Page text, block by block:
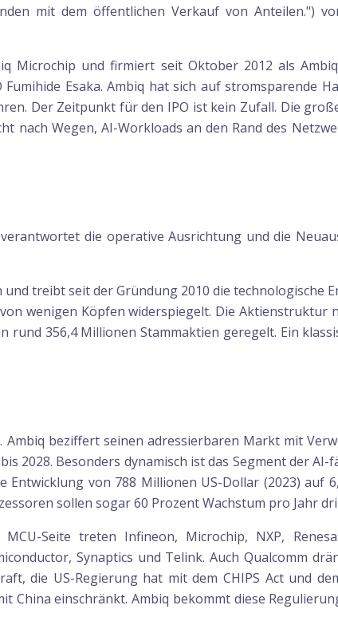
mit dem öffentlichen Verkauf von Anteilen.")
Microchip und firmiert seit Oktober 2012 als
Esaka. Ambiq hat sich auf stromsparende
Der Zeitpunkt für den IPO ist kein Zufall. Die
Wegen, AI-Workloads an den Rand des
die operative Ausrichtung und die
treibt seit der Gründung 2010 die technologische
wenigen Köpfen widerspiegelt. Die Aktienstruktur
rund 356,4 Millionen Stammaktien geregelt. Ein
beziffert seinen adressierbaren Markt mit
2028. Besonders dynamisch ist das Segment der AI-
von 788 Millionen US-Dollar (2023) auf
sollen sogar 60 Prozent Wachstum pro Jahr
Seite treten Infineon, Microchip, NXP,
Synaptics und Telink. Auch Qualcomm
die US-Regierung hat mit dem CHIPS Act und
China einschränkt. Ambiq bekommt diese